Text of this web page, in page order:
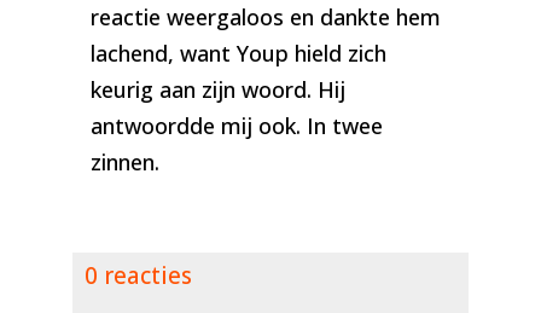
reactie weergaloos en dankte hem
lachend, want Youp hield zich
keurig aan zijn woord. Hij
antwoordde mij ook. In twee
zinnen.
0 reacties